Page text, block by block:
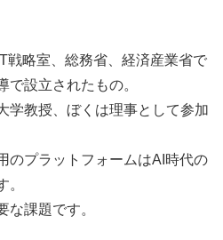
戦略室、総務省、経済産業省で
で設立されたもの。
学教授、ぼくは理事として参加
のプラットフォームはAI時代の
。
な課題です。